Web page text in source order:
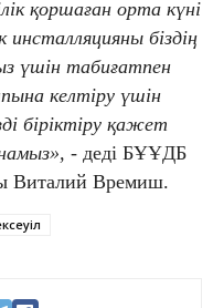
қоршаған орта күні
инсталляцияны біздің
үшін табиғатпен
келтіру үшін
біріктіру қажет
- деді БҰҰДБ
Виталий Времиш.